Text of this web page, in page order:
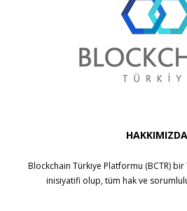
HAKKIMIZDA
Blockchain Türkiye Platformu (BCTR) bir
inisiyatifi olup, tüm hak ve